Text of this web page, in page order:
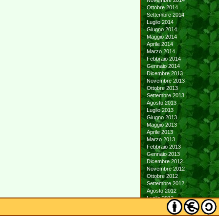
Ottobre 2014
Settembre 2014
Luglio 2014
Giugno 2014
Maggio 2014
Aprile 2014
Marzo 2014
Febbraio 2014
Gennaio 2014
Dicembre 2013
Novembre 2013
Ottobre 2013
Settembre 2013
Agosto 2013
Luglio 2013
Giugno 2013
Maggio 2013
Aprile 2013
Marzo 2013
Febbraio 2013
Gennaio 2013
Dicembre 2012
Novembre 2012
Ottobre 2012
Settembre 2012
Agosto 2012
Luglio 2012
Giugno 2012
Maggio 2012